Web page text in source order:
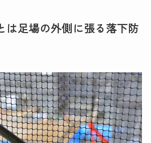
は足場の外側に張る落下防